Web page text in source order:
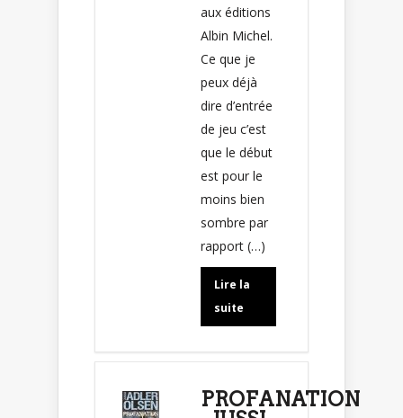
aux éditions
Albin Michel.
Ce que je
peux déjà
dire d’entrée
de jeu c’est
que le début
est pour le
moins bien
sombre par
rapport (…)
Lire la
suite
PROFANATION